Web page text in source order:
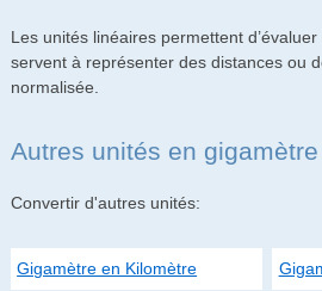
Les unités linéaires permettent
servent à représenter des distances ou
normalisée.
Autres unités en gigamètre
Convertir d'autres unités:
Gigamètre en Kilomètre